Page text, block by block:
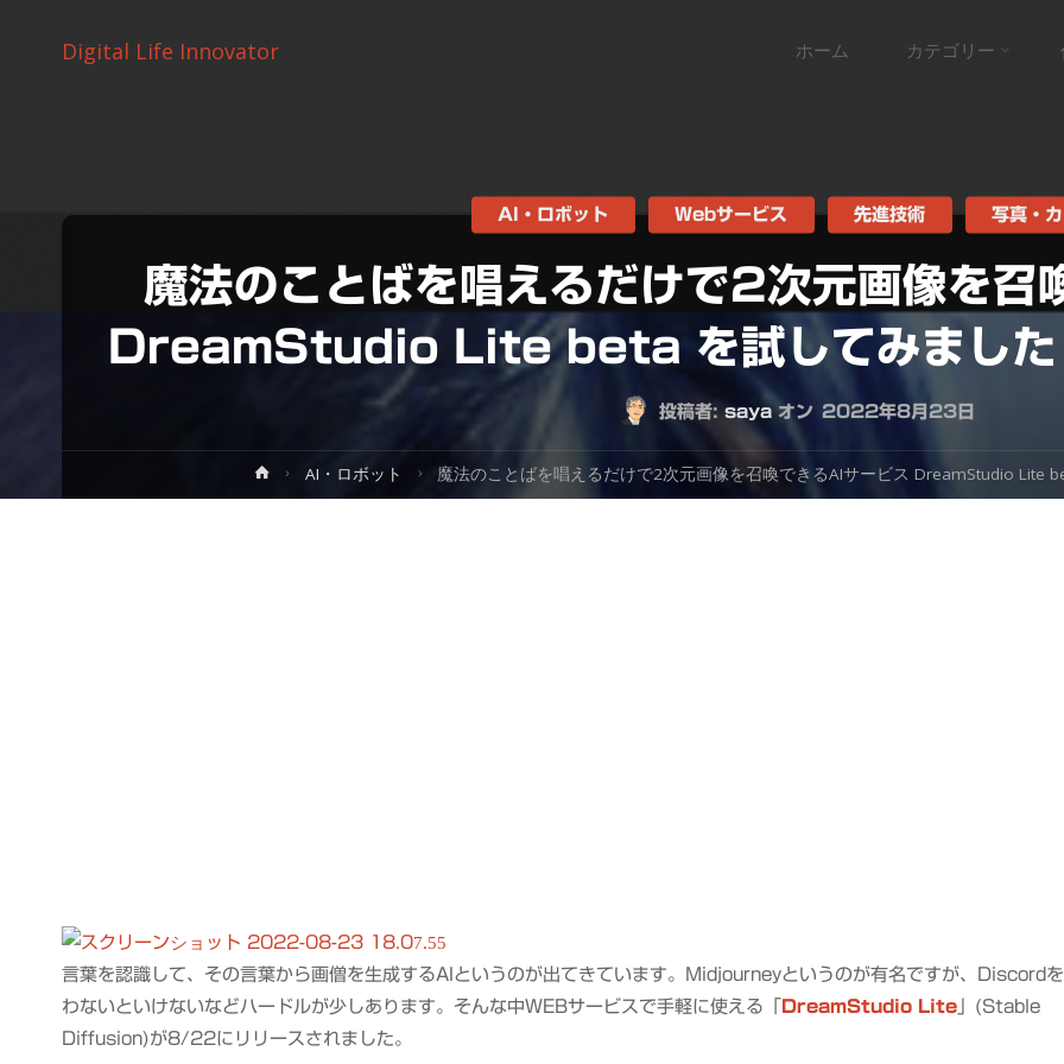
Digital Life Innovator
ツ
へ
ス
キ
ホーム カテゴリー
魔法のことばを唱えるだけで2次元画像を召
DreamStudio Lite beta を試してみまし
投稿者: saya オン 2022年8月23日
AI・ロボット Webサービス 先進技術 写真・
ホ
ー
AI・ロボット 魔法のことばを唱えるだけで2次元画像を召喚できるAIサービス DreamStudio Lite
言葉を認識して、その言葉から画僧を生成するAIというのが出てきています。Midjourneyというのが有名ですが、Discord
わないといけないなどハードルが少しあります。そんな中WEBサービスで手軽に使える「
DreamStudio Lite 」(Stable
Diffusion)が8/22にリリースされました。